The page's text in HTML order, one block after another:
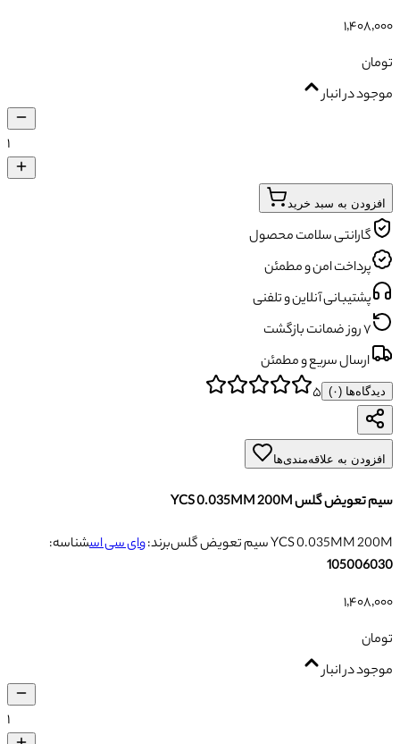
۱٬۴۰۸٬۰۰۰
تومان
موجود در انبار
۱
افزودن به سبد خرید
گارانتی سلامت محصول
پرداخت امن و مطمئن
پشتیبانی آنلاین و تلفنی
۷ روز ضمانت بازگشت
ارسال سریع و مطمئن
دیدگاه‌ها (۰) ۵
افزودن به علاقه‌مندی‌ها
سیم تعویض گلس YCS 0.035MM 200M
سیم تعویض گلس YCS 0.035MM 200M
برند:وای سی اسشناسه:
105006030
۱٬۴۰۸٬۰۰۰
تومان
موجود در انبار
۱